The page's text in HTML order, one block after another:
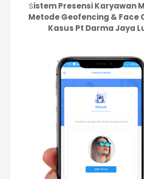
Sistem Presensi Karyawan
Metode Geofencing & Face
Kasus Pt Darma Jaya